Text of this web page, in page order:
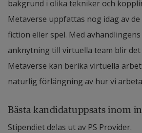
bakgrund i olika tekniker och
Metaverse uppfattas nog idag av de
fiction eller spel. Med
anknytning till virtuella team blir
Metaverse kan berika virtuella
naturlig förlängning av hur vi
Bästa kandidatuppsats inom
Stipendiet delas ut av PS Provider.